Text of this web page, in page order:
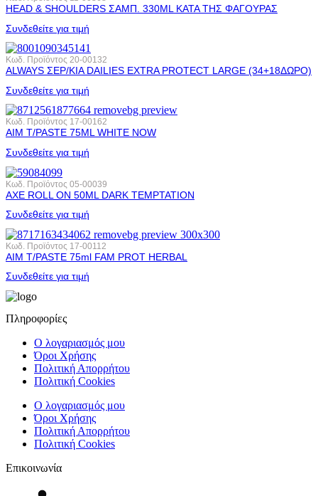
HEAD & SHOULDERS ΣΑΜΠ. 330ML ΚΑΤΑ ΤΗΣ ΦΑΓΟΥΡΑΣ
Συνδεθείτε για τιμή
Κωδ. Προϊόντος 20-00132
ALWAYS ΣΕΡ/ΚΙA DAILIES EXTRA PROTECT LARGE (34+18ΔΩΡΟ)
Συνδεθείτε για τιμή
Κωδ. Προϊόντος 17-00162
AIM T/PASTE 75ML WHITE NOW
Συνδεθείτε για τιμή
Κωδ. Προϊόντος 05-00039
AXE ROLL ΟΝ 50ML DARK ΤΕΜΡΤΑΤΙΟΝ
Συνδεθείτε για τιμή
Κωδ. Προϊόντος 17-00112
AIM T/PASTE 75ml FAM PROT HERBAL
Συνδεθείτε για τιμή
Πληροφορίες
Ο λογαριασμός μου
Όροι Χρήσης
Πολιτική Απορρήτου
Πολιτική Cookies
Ο λογαριασμός μου
Όροι Χρήσης
Πολιτική Απορρήτου
Πολιτική Cookies
Επικοινωνία